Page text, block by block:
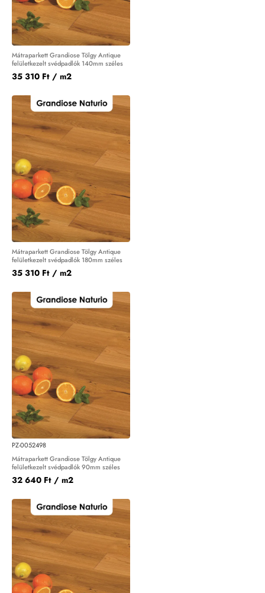
Mátraparkett Grandiose Tölgy Antique
felületkezelt svédpadlók 140mm széles
35 310 Ft / m2
Mátraparkett Grandiose Tölgy Antique
felületkezelt svédpadlók 180mm széles
35 310 Ft / m2
PZ-0052498
Mátraparkett Grandiose Tölgy Antique
felületkezelt svédpadlók 90mm széles
32 640 Ft / m2